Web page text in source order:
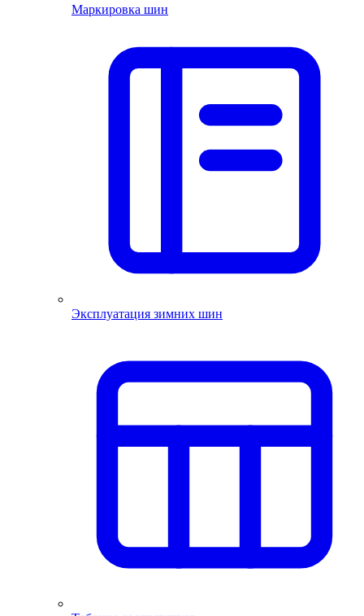
Маркировка шин
Эксплуатация зимних шин